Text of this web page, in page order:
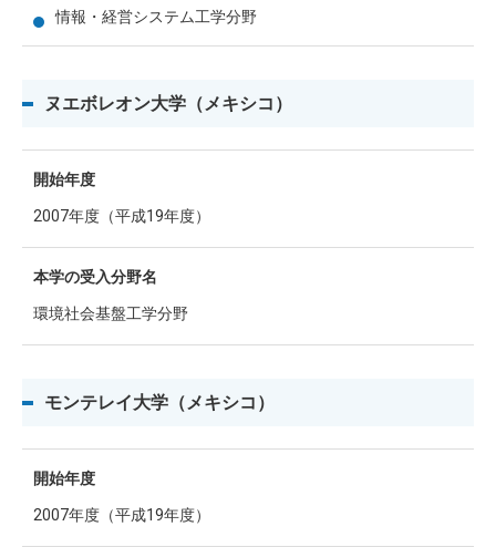
情報・経営システム工学分野
ヌエボレオン大学（メキシコ）
開始年度
2007年度（平成19年度）
本学の受入分野名
環境社会基盤工学分野
モンテレイ大学（メキシコ）
開始年度
2007年度（平成19年度）